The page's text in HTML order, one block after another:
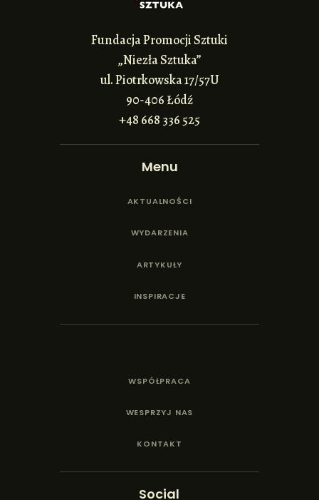
Fundacja Promocji Sztuki
„Niezła Sztuka”
ul. Piotrkowska 17/57U
90-406 Łódź
+48 668 336 525
Menu
AKTUALNOŚCI
WYDARZENIA
ARTYKUŁY
INSPIRACJE
WSPÓŁPRACA
WESPRZYJ NAS
KONTAKT
Social